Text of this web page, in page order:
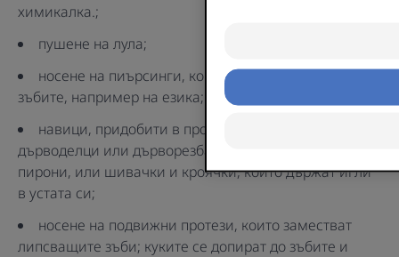
химикалка.;
пушене на лула;
носене на пиърсинги, които са в контакт със
зъбите, например на езика;
навици, придобити в процеса на работа:
дърводелци или дърворезбари, които държат
пирони, или шивачки и кроячки, които държат игли
в устата си;
носене на подвижни протези, които заместват
липсващите зъби; куките се допират до зъбите и